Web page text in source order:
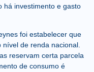
há investimento e gasto
foi estabelecer que
de renda nacional.
reservam certa parcela
de consumo é